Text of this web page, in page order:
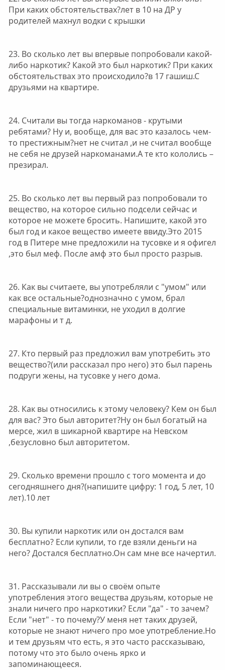
При каких обстоятельствах?лет в 10 на ДР у
родителей махнул водки с крышки
23. Во сколько лет вы впервые попробовали какой-
либо наркотик? Какой это был наркотик? При каких
обстоятельствах это происходило?в 17 гашиш.С
друзьями на квартире.
24. Считали вы тогда наркоманов - крутыми
ребятами? Ну и, вообще, для вас это казалось чем-
то престижным?нет не считал ,и не считал вообще
не себя не друзей наркоманами.А те кто кололись –
презирал.
25. Во сколько лет вы первый раз попробовали то
вещество, на которое сильно подсели сейчас и
которое не можете бросить. Напишите, какой это
был год и какое вещество имеете ввиду.Это 2015
год в Питере мне предложили на тусовке и я офигел
,это был меф. После амф это был просто разрыв.
26. Как вы считаете, вы употребляли с "умом" или
как все остальные?однозначно с умом, брал
специальные витаминки, не уходил в долгие
марафоны и т д.
27. Кто первый раз предложил вам употребить это
вещество?(или рассказал про него) это был парень
подруги жены, на тусовке у него дома.
28. Как вы относились к этому человеку? Кем он был
для вас? Это был авторитет?Ну он был богатый на
мерсе, жил в шикарной квартире на Невском
,безусловно был авторитетом.
29. Сколько времени прошло с того момента и до
сегодняшнего дня?(напишите цифру: 1 год, 5 лет, 10
лет).10 лет
30. Вы купили наркотик или он достался вам
бесплатно? Если купили, то где взяли деньги на
него? Достался бесплатно.Он сам мне все начертил.
31. Рассказывали ли вы о своём опыте
употребления этого вещества друзьям, которые не
знали ничего про наркотики? Если "да" - то зачем?
Если "нет" - то почему?У меня нет таких друзей,
которые не знают ничего про мое употребление.Но
и тем друзьям что есть, я это часто рассказываю,
потому что это было очень ярко и
запоминающееся.